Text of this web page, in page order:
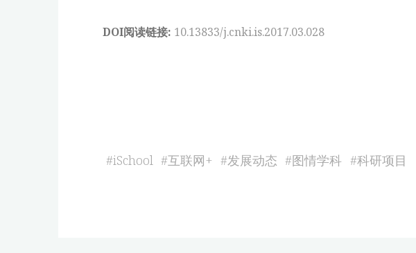
DOI阅读链接: 10.13833/j.cnki.is.2017.03.028
#iSchool #互联网+ #发展动态 #图情学科 #科研项目